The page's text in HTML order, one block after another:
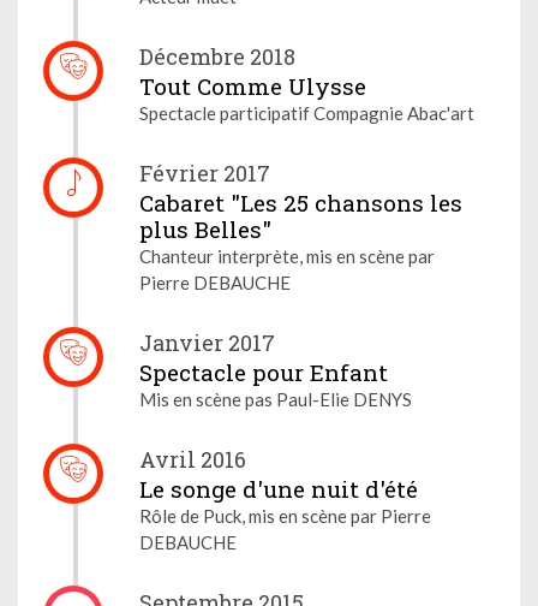
Décembre 2018
Tout Comme Ulysse
Spectacle participatif Compagnie Abac'art
Février 2017
Cabaret "Les 25 chansons les
plus Belles"
Chanteur interprète, mis en scène par
Pierre DEBAUCHE
Janvier 2017
Spectacle pour Enfant
Mis en scène pas Paul-Elie DENYS
Avril 2016
Le songe d'une nuit d'été
Rôle de Puck, mis en scène par Pierre
DEBAUCHE